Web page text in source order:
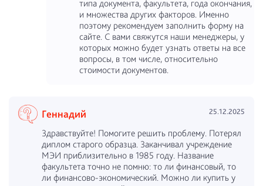
типа документа, факультета, года окончания,
и множества других факторов. Именно
поэтому рекомендуем заполнить форму на
сайте. С вами свяжутся наши менеджеры, у
которых можно будет узнать ответы на все
вопросы, в том числе, относительно
стоимости документов.
Геннадий 25.12.2025
Здравствуйте! Помогите решить проблему. Потерял
диплом старого образца. Заканчивал учреждение
МЭИ приблизительно в 1985 году. Название
факультета точно не помню: то ли финансовый, то
ли финансово-экономический. Можно ли купить у